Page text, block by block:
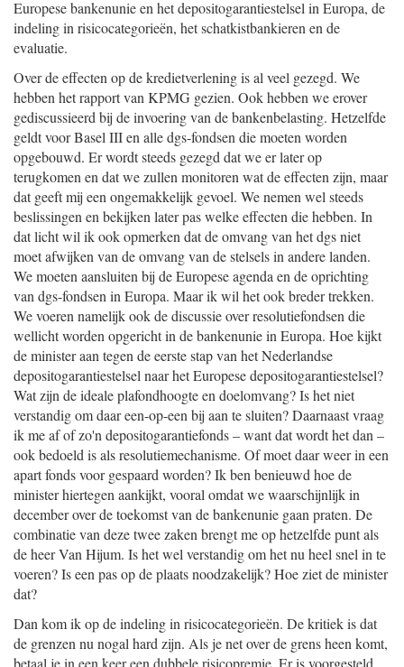
Europese bankenunie en het depositogarantiestelsel in Europa, de
indeling in risicocategorieën, het schatkistbankieren en de
evaluatie.
Over de effecten op de kredietverlening is al veel gezegd. We
hebben het rapport van KPMG gezien. Ook hebben we erover
gediscussieerd bij de invoering van de bankenbelasting. Hetzelfde
geldt voor Basel III en alle dgs-fondsen die moeten worden
opgebouwd. Er wordt steeds gezegd dat we er later op
terugkomen en dat we zullen monitoren wat de effecten zijn, maar
dat geeft mij een ongemakkelijk gevoel. We nemen wel steeds
beslissingen en bekijken later pas welke effecten die hebben. In
dat licht wil ik ook opmerken dat de omvang van het dgs niet
moet afwijken van de omvang van de stelsels in andere landen.
We moeten aansluiten bij de Europese agenda en de oprichting
van dgs-fondsen in Europa. Maar ik wil het ook breder trekken.
We voeren namelijk ook de discussie over resolutiefondsen die
wellicht worden opgericht in de bankenunie in Europa. Hoe kijkt
de minister aan tegen de eerste stap van het Nederlandse
depositogarantiestelsel naar het Europese depositogarantiestelsel?
Wat zijn de ideale plafondhoogte en doelomvang? Is het niet
verstandig om daar een-op-een bij aan te sluiten? Daarnaast vraag
ik me af of zo'n depositogarantiefonds – want dat wordt het dan –
ook bedoeld is als resolutiemechanisme. Of moet daar weer in een
apart fonds voor gespaard worden? Ik ben benieuwd hoe de
minister hiertegen aankijkt, vooral omdat we waarschijnlijk in
december over de toekomst van de bankenunie gaan praten. De
combinatie van deze twee zaken brengt me op hetzelfde punt als
de heer Van Hijum. Is het wel verstandig om het nu heel snel in te
voeren? Is een pas op de plaats noodzakelijk? Hoe ziet de minister
dat?
Dan kom ik op de indeling in risicocategorieën. De kritiek is dat
de grenzen nu nogal hard zijn. Als je net over de grens heen komt,
betaal je in een keer een dubbele risicopremie. Er is voorgesteld